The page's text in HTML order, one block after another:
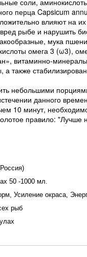
соли,
перца Capsicum
влияют на
рыбе и нарушить
мука
омега 3 (ω3),
витаминно-
также
небольшими
данного
10 минут,
правило: "Лучше
50 -1000 мл.
Усиление окраса,
рыб